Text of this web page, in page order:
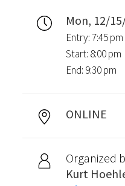
Mon, 12/
Entry: 7:45 pm
Start: 8:00 pm
End: 9:30 pm
ONLINE
Organized
Kurt